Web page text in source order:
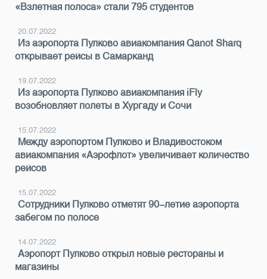
«Взлетная полоса» стали 795 студентов
20.07.2022
Из аэропорта Пулково авиакомпания Qanot Sharq
открывает рейсы в Самарканд
19.07.2022
Из аэропорта Пулково авиакомпания iFly
возобновляет полеты в Хургаду и Сочи
15.07.2022
Между аэропортом Пулково и Владивостоком
авиакомпания «Аэрофлот» увеличивает количество
рейсов
15.07.2022
Сотрудники Пулково отметят 90-летие аэропорта
забегом по полосе
14.07.2022
Аэропорт Пулково открыл новые рестораны и
магазины